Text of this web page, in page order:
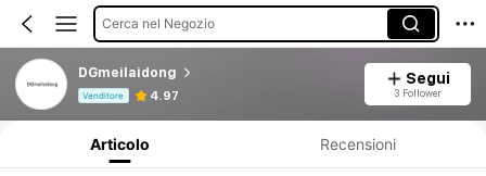
Cerca nel Negozio
DGmeilaidong
Venditore 4.97
Segui
3 Follower
Articolo Recensioni